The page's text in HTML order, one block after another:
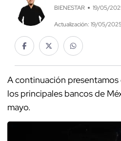
BIENESTAR 19/05/
Actualización: 19/05/
A continuación
los principales bancos de
mayo.